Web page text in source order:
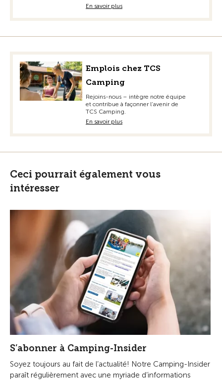
En savoir plus
Emplois chez TCS
Camping
Rejoins-nous – intègre notre équipe
et contribue à façonner l’avenir de
TCS Camping.
En savoir plus
Ceci pourrait également vous
intéresser
S’abonner à Camping-Insider
Soyez toujours au fait de l’actualité! Notre Camping-Insider
paraît régulièrement avec une myriade d’informations